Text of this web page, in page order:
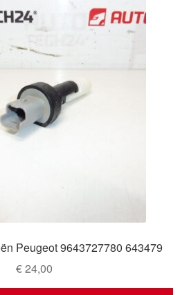
Peugeot 9643727780 643479
€24,00